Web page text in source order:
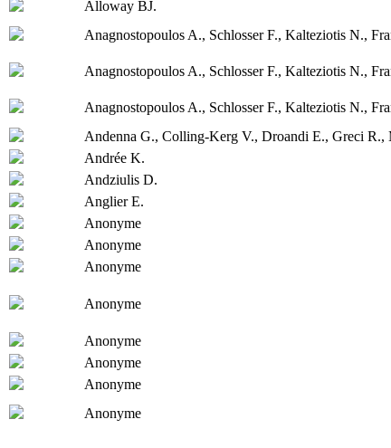
Alloway BJ.
Anagnostopoulos A., Schlosser F., Kalteziotis N.,
Anagnostopoulos A., Schlosser F., Kalteziotis N.,
Anagnostopoulos A., Schlosser F., Kalteziotis N.,
Andenna G., Colling-Kerg V., Droandi E., Greci R.,
Andrée K.
Andziulis D.
Anglier E.
Anonyme
Anonyme
Anonyme
Anonyme
Anonyme
Anonyme
Anonyme
Anonyme